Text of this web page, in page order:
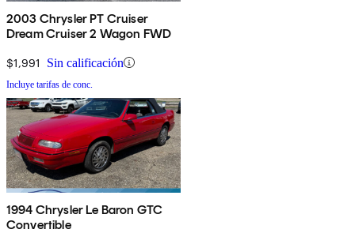
2003 Chrysler PT Cruiser
Dream Cruiser 2 Wagon FWD
$1,991 Sin calificación
Incluye tarifas de conc.
1994 Chrysler Le Baron GTC
Convertible